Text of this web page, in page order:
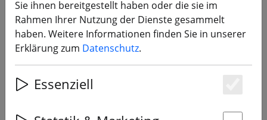
Motor Silber Lila
16% SPAREN
Sie ihnen bereitgestellt haben oder die sie im
Rahmen Ihrer Nutzung der Dienste gesammelt
haben. Weitere Informationen finden Sie in unserer
Erklärung zum Datenschutz.
Essenziell